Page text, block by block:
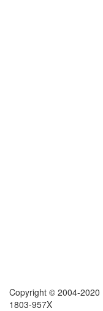
Copyright © 2004-2020
1803-957X